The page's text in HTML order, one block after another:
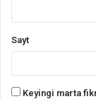
Sayt
Keyingi marta